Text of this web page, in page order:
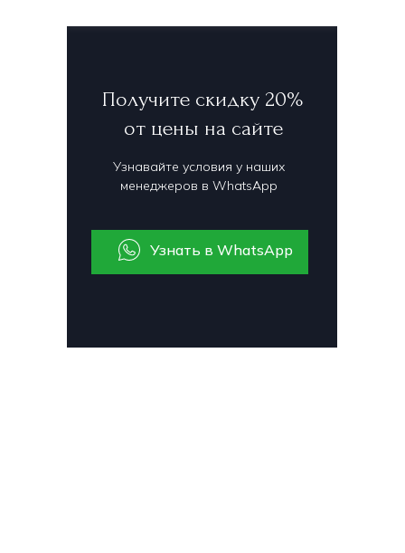
Получите скидку 20%
от цены на сайте
Узнавайте условия у наших
менеджеров в WhatsApp
Узнать в WhatsApp